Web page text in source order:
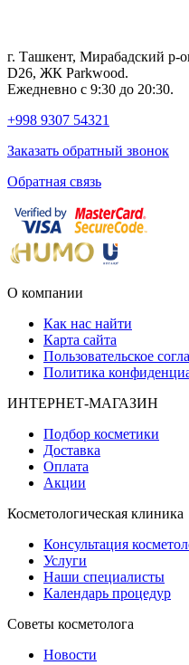
г. Ташкент, Мирабадский р-
D26, ЖК Раrkwood.
Ежедневно с 9:30 до 20:30.
+998 9307 54321
Заказать обратный звонок
Обратная связь
О компании
Как нас найти
Карта сайта
Пользовательское
Политика
ИНТЕРНЕТ-МАГАЗИН
Подбор косметики
Доставка
Оплата
Акции
Косметологическая клиника
Консультация
Услуги
Наши специалисты
Календарь процедур
Cоветы косметолога
Новости